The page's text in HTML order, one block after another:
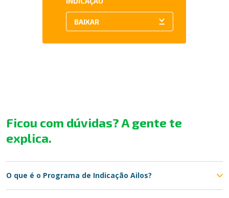
Ficou com dúvidas? A gente te
explica.
O que é o Programa de Indicação Ailos?